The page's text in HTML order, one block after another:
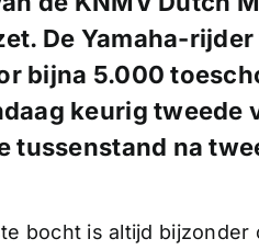
De Yamaha-
bijna 5.000
keurig tweede
tussenstand na
bocht is altijd